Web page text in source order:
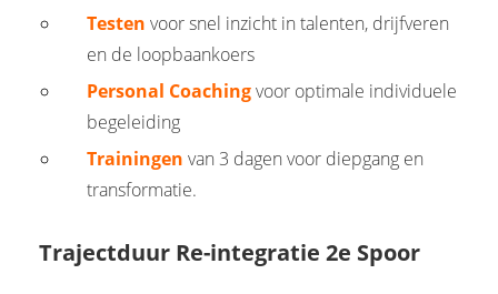
Testen voor snel inzicht in talenten, drijfveren
en de loopbaankoers
Personal Coachingvoor optimale individuele
begeleiding
Trainingen van 3 dagen voor diepgang en
transformatie.
Trajectduur Re-integratie 2e Spoor